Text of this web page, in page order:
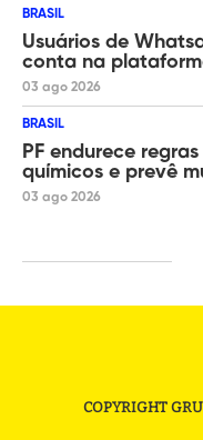
BRASIL
Usuários de
conta na
03 ago 2026
BRASIL
PF endurece
químicos e prevê
03 ago 2026
COPYRIGHT